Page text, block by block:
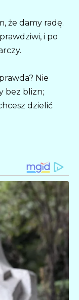
że damy radę.
i po
Nie
bez blizn;
dzielić